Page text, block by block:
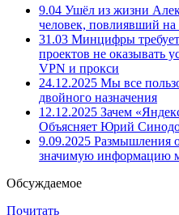
9.04 Ушёл из жизни
человек, повлиявший на
31.03 Минцифры
проектов не оказывать
VPN и прокси
24.12.2025 Мы все
двойного назначения
12.12.2025 Зачем
Объясняет Юрий
9.09.2025 Размышления
значимую информацию
Обсуждаемое
Почитать